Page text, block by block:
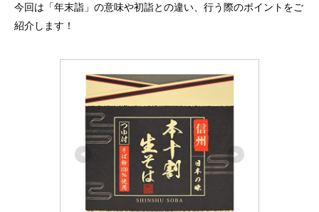
今回は「年末詣」の意味や初詣との違い、行う際のポイントをご
紹介します！